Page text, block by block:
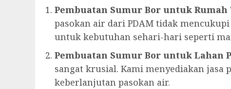
Pembuatan Sumur Bor untuk Rumah
pasokan air dari PDAM tidak
untuk kebutuhan sehari-hari seperti
Pembuatan Sumur Bor untuk Lahan
sangat krusial. Kami menyediakan
keberlanjutan pasokan air.